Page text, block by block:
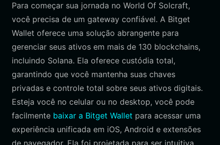
Para começar sua jornada no World Of Solcraft,
você precisa de um gateway confiável. A Bitget
Wallet oferece uma solução abrangente para
gerenciar seus ativos em mais de 130 blockchains,
incluindo Solana. Ela oferece custódia total,
garantindo que você mantenha suas chaves
privadas e controle total sobre seus ativos digitais.
Esteja você no celular ou no desktop, você pode
facilmente baixar a Bitget Wallet para acessar uma
experiência unificada em iOS, Android e extensões
de navegador. Ela foi projetada para ser intuitiva